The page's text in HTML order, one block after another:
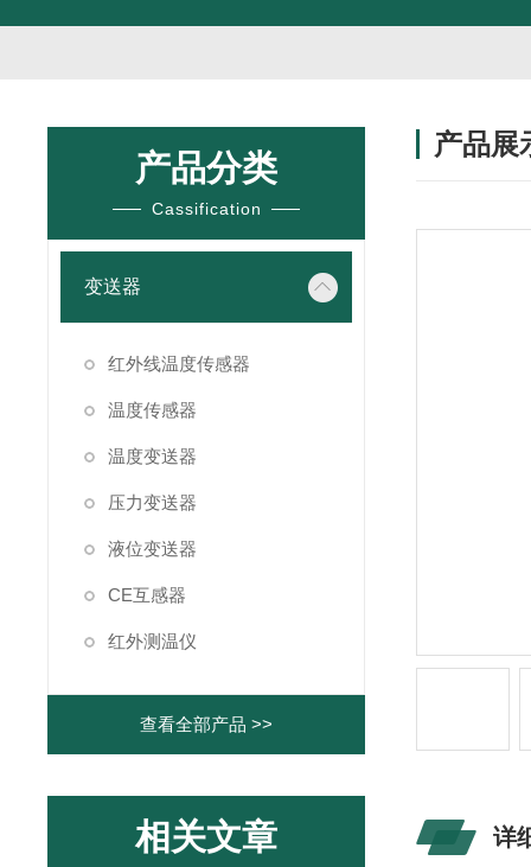
产品分类
Cassification
变送器
红外线温度传感器
温度传感器
温度变送器
压力变送器
液位变送器
CE互感器
红外测温仪
查看全部产品 >>
相关文章
产品展
详